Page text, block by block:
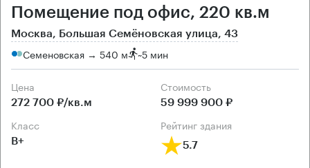
Помещение под офис, 220 кв.м
Москва, Большая Семёновская улица, 43
Семеновская → 540 м ~5 мин
Цена
272 700 ₽/кв.м
Cтоимость
59 999 900 ₽
класс
B+
рейтинг здания
5.7